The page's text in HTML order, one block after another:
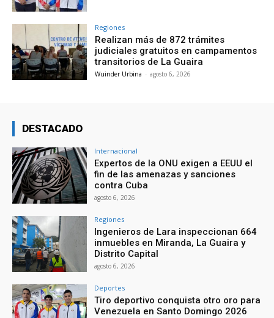
Regiones
Realizan más de 872 trámites
judiciales gratuitos en campamentos
transitorios de La Guaira
Wuinder Urbina - agosto 6, 2026
DESTACADO
Internacional
Expertos de la ONU exigen a EEUU el
fin de las amenazas y sanciones
contra Cuba
agosto 6, 2026
Regiones
Ingenieros de Lara inspeccionan 664
inmuebles en Miranda, La Guaira y
Distrito Capital
agosto 6, 2026
Deportes
Tiro deportivo conquista otro oro para
Venezuela en Santo Domingo 2026